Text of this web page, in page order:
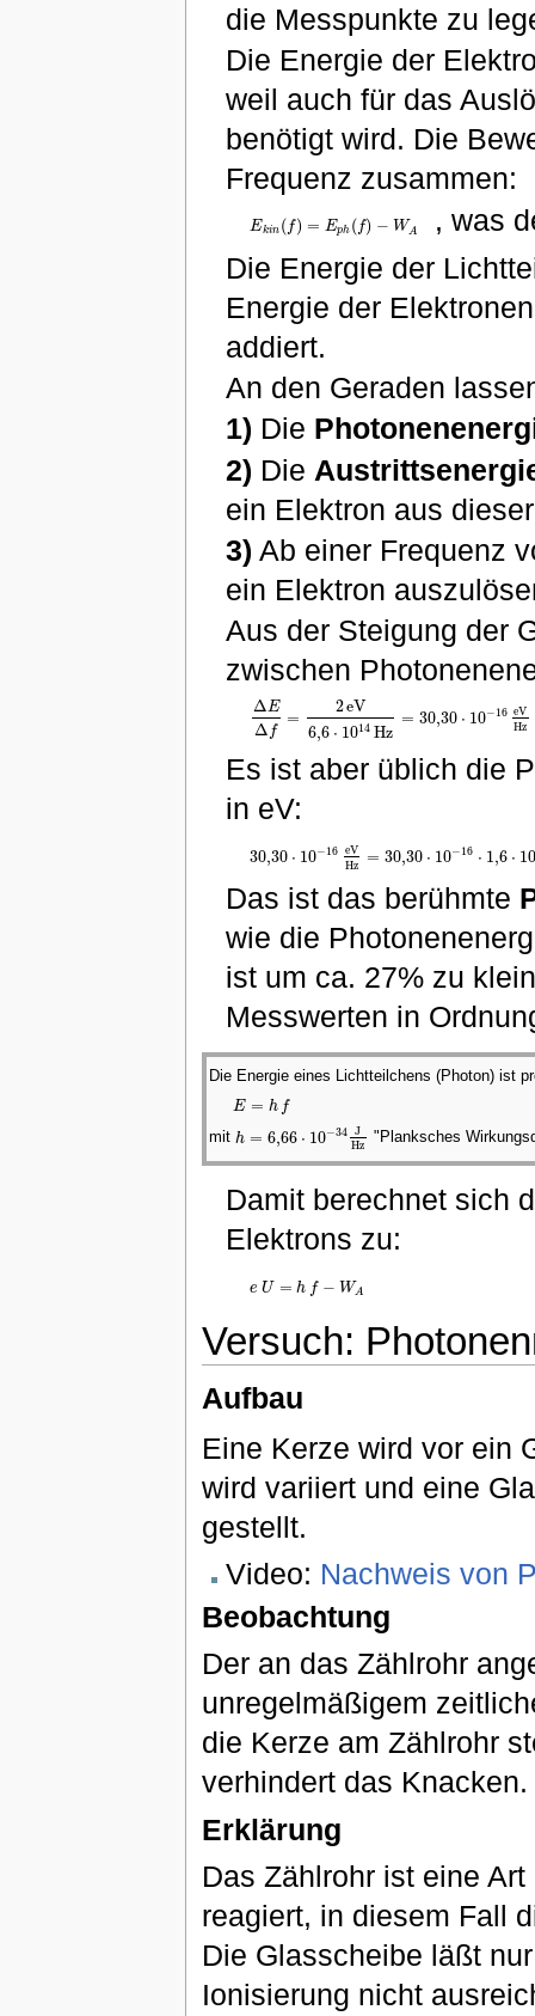
die Messpunkte zu
Die Energie der
weil auch für das
benötigt wird. Die
Frequenz zusammen:
Ekin (f) = Eph (f) − W A
E k n(f )=Ep h (f)− W A
, was
Die Energie der
Energie der
addiert.
An den Geraden
1) Die
2) Die
ein Elektron aus
3) Ab einer Frequenz
ein Elektron
Aus der Steigung der
zwischen
ΔE
Δ f
=
2eV
6,6 ⋅ 1014 Hz
= 30,30 ⋅ 10−16 eV
Hz
ΔE Δf 2eV6,6⋅1014Hz =30 ,30⋅10−16eV Hz
Es ist aber üblich die
in eV:
30,30 ⋅ 10−16 eV
Hz = 30,30 ⋅ 10−16 ⋅ 1,6 ⋅ 10
30,30 ⋅10 −16 eV Hz=30,30 ⋅10 16 ⋅1,6⋅10 −
Das ist das berühmte
wie die
ist um ca. 27% zu
Messwerten in
Die Energie eines Lichtteilchens (Photon) ist
E = h f
E= hf
mith = 6,66 ⋅ 10−34 J
Hz
h= 6,66⋅10 −34 JHz "Planksches
Damit berechnet sich
Elektrons zu:
e U = h f − WA
eU =h − WA
Versuch:
Aufbau
Eine Kerze wird vor ein
wird variiert und eine
gestellt.
Video: Nachweis von
Beobachtung
Der an das Zählrohr
unregelmäßigem
die Kerze am Zählrohr
verhindert das Knacken.
Erklärung
Das Zählrohr ist eine
reagiert, in diesem Fall
Die Glasscheibe läßt
Ionisierung nicht